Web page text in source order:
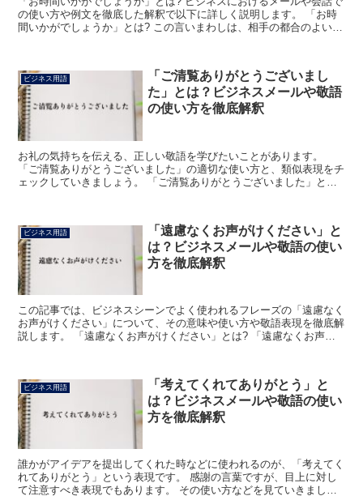
の使い方や例文を徹底した解釈で以下に詳しく説明します。 「お時
間いかがでしょうか」とは? この言いまわしは、相手の都合のよい時
ビジネス用語
「ご清覧ありがとうございまし
た」とは？ビジネスメールや敬語
の使い方を徹底解釈
お礼の気持ちを伝える、正しい敬語を学びたいことがあります。
「ご清覧ありがとうございました」の適切な使い方と、類似表現をチ
ェックしていきましょう。 「ご清覧ありがとうございました」とは?
ビジネス用語
「遠慮なくお声がけください」と
は？ビジネスメールや敬語の使い
方を徹底解釈
この記事では、ビジネスシーンでよく使われるフレーズの「遠慮なく
お声がけください」について、その意味や使い方や敬語表現を徹底解
説します。 「遠慮なくお声がけください」とは? 「遠慮なくお声が
ビジネス用語
「考えてくれてありがとう」と
は？ビジネスメールや敬語の使い
方を徹底解釈
誰かがアイデアを提出してくれた時などに使われるのが、「考えてく
れてありがとう」という表現です。 感謝の言葉ですが、目上に対し
て注意すべき表現でもあります。 その使い方などを見ていきましょ